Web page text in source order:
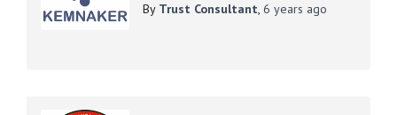
By Trust Consultant,6 years ago